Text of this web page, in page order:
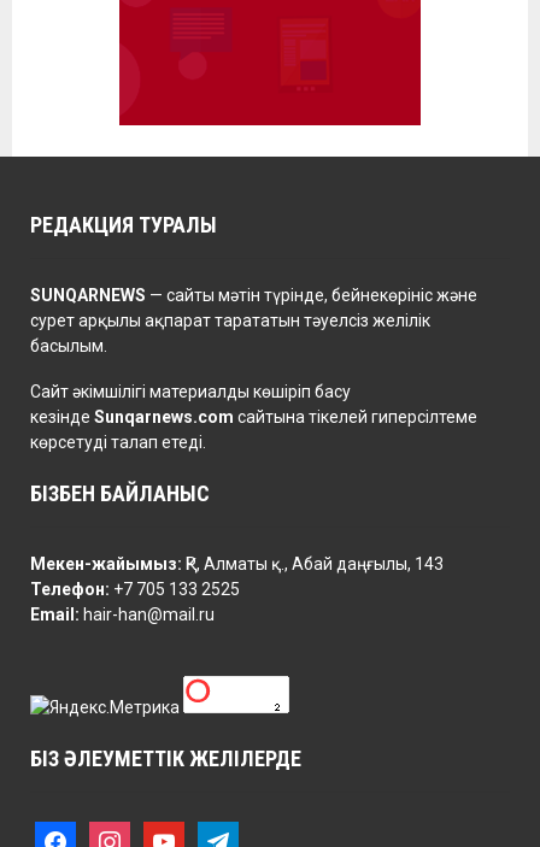
РЕДАКЦИЯ ТУРАЛЫ
SUNQARNEWS — сайты мәтін түрінде, бейнекөрініс және
сурет арқылы ақпарат тарататын тәуелсіз желілік
басылым.
Сайт әкімшілігі материалды көшіріп басу
кезінде Sunqarnews.com сайтына тікелей гиперсілтеме
көрсетуді талап етеді.
БІЗБЕН БАЙЛАНЫС
Мекен-жайымыз: ҚР, Алматы қ., Абай даңғылы, 143
Телефон: +7 705 133 2525
Email: hair-han@mail.ru
БІЗ ӘЛЕУМЕТТІК ЖЕЛІЛЕРДЕ